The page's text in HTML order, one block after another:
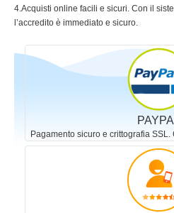
4.Acquisti online facili e sicuri. Con il
l’accredito è immediato e sicuro.
Pagamento sicuro e crittografia